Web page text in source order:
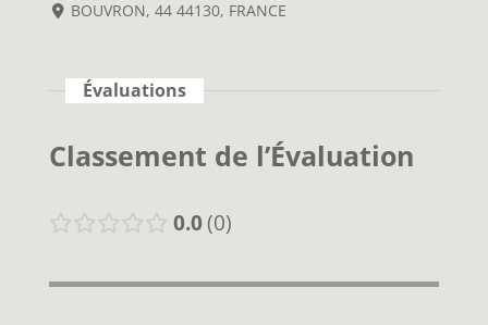
BOUVRON, 44 44130, FRANCE
Évaluations
Classement de l’Évaluation
0.0 0